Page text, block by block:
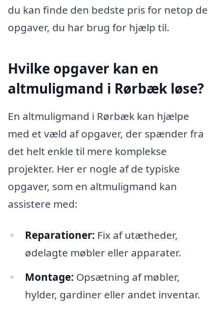
du kan finde den bedste pris for netop de
opgaver, du har brug for hjælp til.
Hvilke opgaver kan en
altmuligmand i Rørbæk løse?
En altmuligmand i Rørbæk kan hjælpe
med et væld af opgaver, der spænder fra
det helt enkle til mere komplekse
projekter. Her er nogle af de typiske
opgaver, som en altmuligmand kan
assistere med:
Reparationer: Fix af utætheder,
ødelagte møbler eller apparater.
Montage: Opsætning af møbler,
hylder, gardiner eller andet inventar.